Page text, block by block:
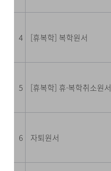
4 [휴복학] 복학원서
5 [휴복학] 휴·복학취소원서
6 자퇴원서